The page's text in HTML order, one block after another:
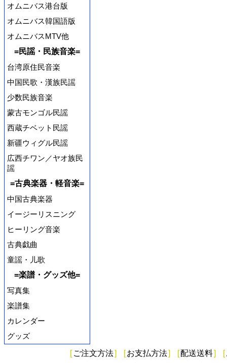
オムニバス港台版
オムニバス韓国語版
オムニバスMTV他
=民謡・民族音楽=
台湾原住民音楽
中国民歌・漢族民謡
少数民族音楽
蒙古モンゴル民謡
西蔵チベット民謡
新疆ウィグル民謡
広西チワン／ヤオ族民
謡
=古典楽器・軽音楽=
中国古典楽器
イージーリスニング
ヒーリング音楽
古典戯曲
童謡・儿歌
=楽譜・グッズ他=
写真集
楽譜集
カレンダー
グッズ
[ ご注文方法] [お支払方法] [配送送料] [